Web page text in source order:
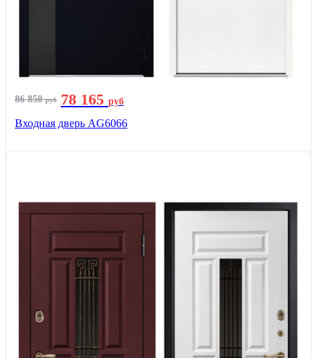
86 850руб 78 165 руб
Входная дверь AG6066